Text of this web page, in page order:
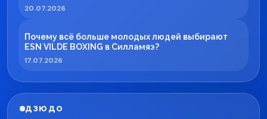
20.07.2026
Почему всё больше молодых людей выбирают
ESN VILDE BOXING в Силламяэ?
17.07.2026
ДЗЮДО